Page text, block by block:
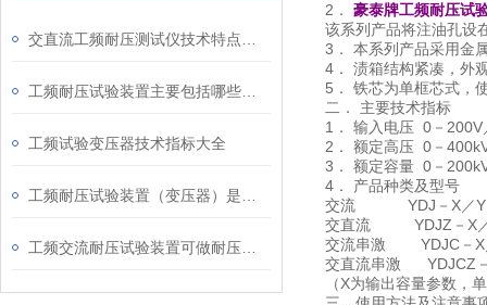
工频试验变压器技术指标大全
2．
豪泰牌工频耐压试
该系列产品将注油孔设
3． 本系列产品采用金
4． 渍箱结构紧凑，外
5． 铁芯为单框芯式，
二． 主要技术指标
1． 输入电压 0－200V
2． 额定高压 0－
3． 额定容量 0－
4． 产品种类及型号
交流 YDJ－X／Y
交直流 YDJZ－X
交流串激 YDJC－X
交直流串激 YDJCZ
（X为输出容量参数，